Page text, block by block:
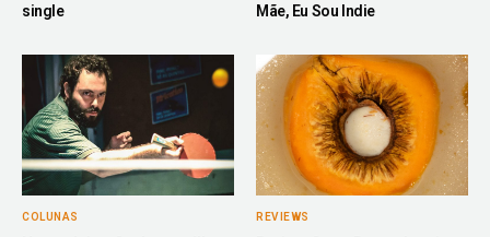
single
Mãe, Eu Sou Indie
COLUNAS REVIEWS